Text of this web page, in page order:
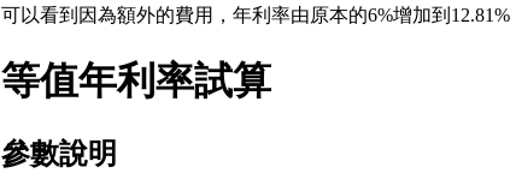
可以看到因為額外的費用，年利率由原本的6%增加到
等值年利率試算
參數說明